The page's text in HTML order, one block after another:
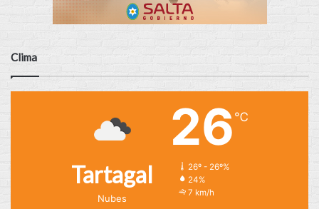
Clima
Tartagal
Nubes
26 ℃
26º - 26º%
24%
7 km/h